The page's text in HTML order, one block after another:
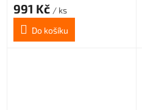
991 Kč / ks
Do košíku